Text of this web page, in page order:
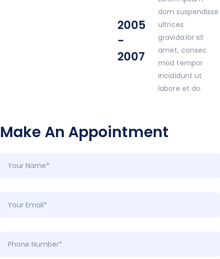
2005
-
2007
dom suspendisse
ultrices
gravida.lor sit
amet, consec
mod tempor
incididunt ut
labore et do.
Make An Appointment